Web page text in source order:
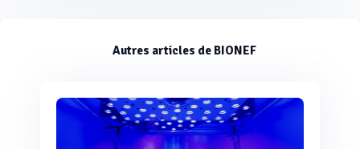
Autres articles de BIONEF